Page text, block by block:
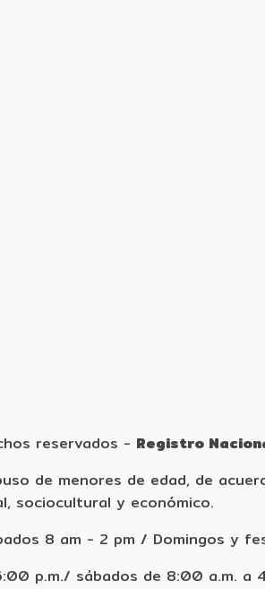
reservados - Registro
de menores de edad, de
sociocultural y económico.
8 am - 2 pm / Domingos y
p.m./ sábados de 8:00 a.m. a